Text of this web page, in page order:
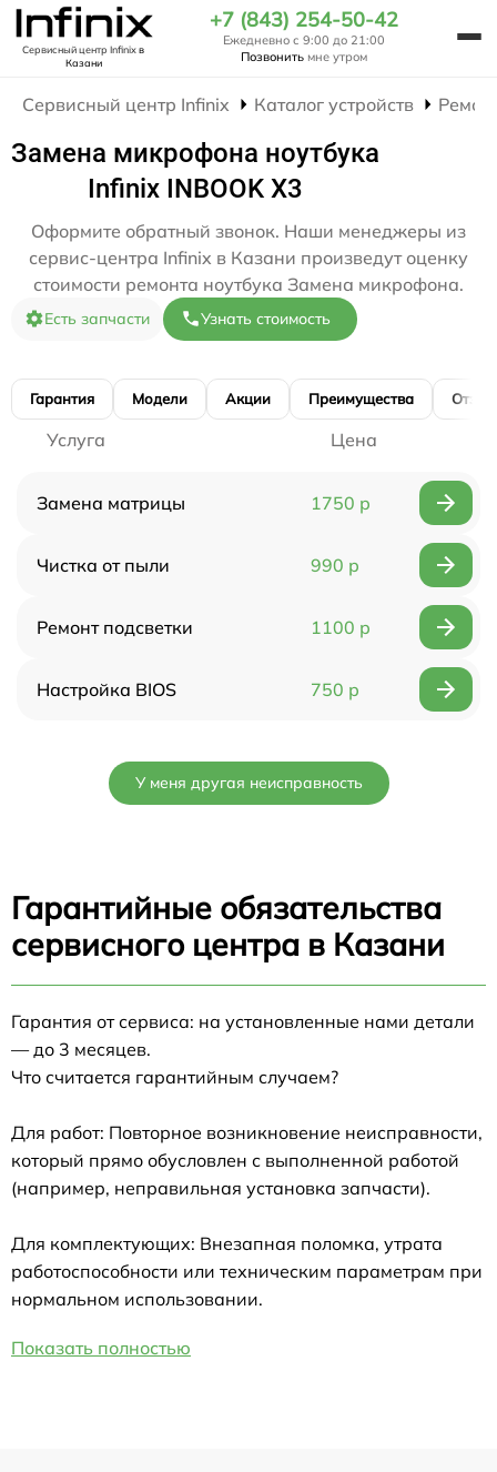
Сервисный центр Infinixв
Казани
+7 (843) 254-50-42
Ежедневно с 9:00 до 21:00
Позвонить мне утром
Сервисный центр Infinix Каталог устройств
Замена микрофона ноутбука
Infinix INBOOK X3
Оформите обратный звонок. Наши менеджеры из
сервис-центра Infinix в Казани произведут оценку
стоимости ремонта ноутбука Замена микрофона.
Есть запчасти Узнать стоимость
Гарантия Модели Акции Преимущества
Услуга Цена
Замена матрицы 1750 р
Чистка от пыли 990 р
Ремонт подсветки 1100 р
Настройка BIOS 750 р
У меня другая неисправность
Гарантийные обязательства
сервисного центра в Казани
Гарантия от сервиса: на установленные нами детали
— до 3 месяцев.
Что считается гарантийным случаем?
Для работ: Повторное возникновение неисправности,
который прямо обусловлен с выполненной работой
(например, неправильная установка запчасти).
Для комплектующих: Внезапная поломка, утрата
работоспособности или техническим параметрам при
нормальном использовании.
Показать полностью